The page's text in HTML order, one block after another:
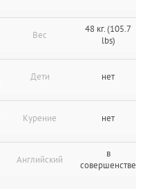
Вес
48 кг. (105.7
lbs)
Дети нет
Курение нет
Английский
в
совершенстве